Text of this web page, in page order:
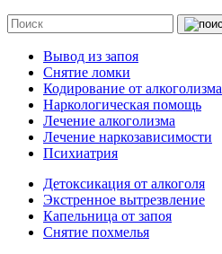
Вывод из запоя
Снятие ломки
Кодирование от алкоголизма
Наркологическая помощь
Лечение алкоголизма
Лечение наркозависимости
Психиатрия
Детоксикация от алкоголя
Экстренное вытрезвление
Капельница от запоя
Снятие похмелья